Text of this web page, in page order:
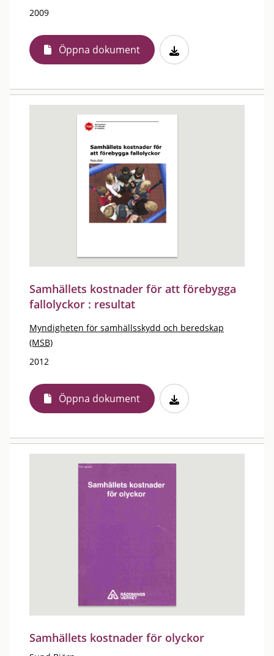
2009
Öppna dokument
Samhällets kostnader för att förebygga
fallolyckor : resultat
Myndigheten för samhällsskydd och beredskap
(MSB)
2012
Öppna dokument
Samhällets kostnader för olyckor